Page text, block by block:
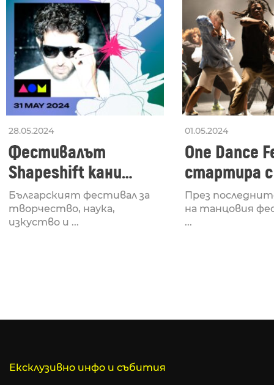
28.05.2024
Фестивалът
Shapeshift кани
Fabrizio Mammarella
за откриването си
Българският фестивал за
творчество, наука,
изкуство и ...
01.05.2024
One Dance
стартира
Lucid,
рейв
През
на танцовия
...
Ексклузивно инфо и събития